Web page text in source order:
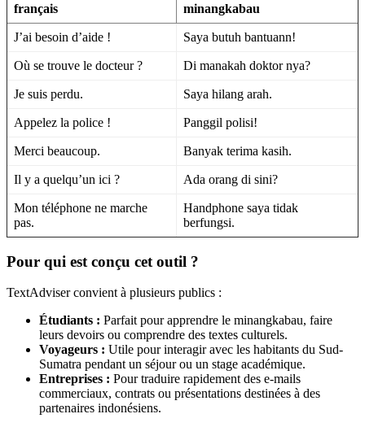
français minangkabau
J’ai besoin d’aide ! Saya butuh bantuann!
Où se trouve le docteur ? Di manakah doktor nya?
Je suis perdu. Saya hilang arah.
Appelez la police ! Panggil polisi!
Merci beaucoup. Banyak terima kasih.
Il y a quelqu’un ici ? Ada orang di sini?
Mon téléphone ne marche
pas.
Handphone saya tidak
berfungsi.
Pour qui est conçu cet outil ?
TextAdviser convient à plusieurs publics :
Étudiants : Parfait pour apprendre le minangkabau, faire
leurs devoirs ou comprendre des textes culturels.
Voyageurs : Utile pour interagir avec les habitants du Sud-
Sumatra pendant un séjour ou un stage académique.
Entreprises : Pour traduire rapidement des e-mails
commerciaux, contrats ou présentations destinées à des
partenaires indonésiens.